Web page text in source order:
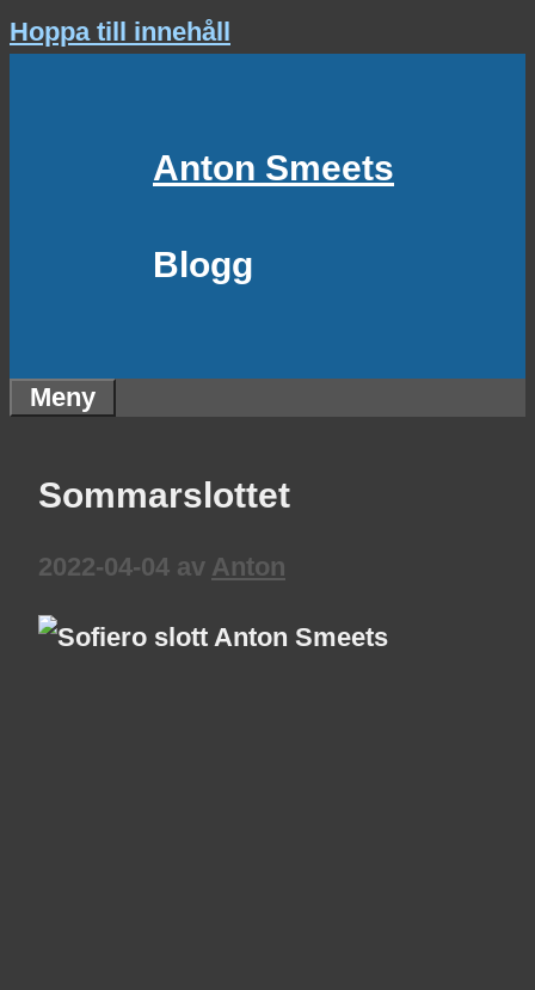
Hoppa till innehåll
Anton Smeets
Blogg
Meny
Sommarslottet
2022-04-04 av Anton